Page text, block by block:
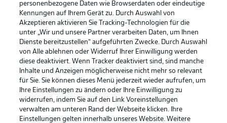
Mitfahrportal
BUNDESLIGA-GRUPPE
Sprachauswahl
Deutsch Anzeige Modus
Football as it's meant to be
BUNDESLIGA APP
personenbezogene Daten wie Browserdaten oder eindeutige
Kennungen auf Ihrem Gerät zu. Durch Auswahl von
Akzeptieren aktivieren Sie Tracking-Technologien für die
unter „Wir und unsere Partner verarbeiten Daten, um Ihnen
Dienste bereitzustellen“ aufgeführten Zwecke. Durch Auswahl
von Alle ablehnen oder Widerruf Ihrer Einwilligung werden
diese deaktiviert. Wenn Tracker deaktiviert sind, sind manche
Inhalte und Anzeigen möglicherweise nicht mehr so relevant
für Sie. Sie können dieses Menü jederzeit wieder aufrufen, um
Ihre Einstellungen zu ändern oder Ihre Einwilligung zu
widerrufen, indem Sie auf den Link Voreinstellungen
verwalten am unteren Rand der Webseite klicken. Ihre
Einstellungen gelten innerhalb unseres Website. Weitere